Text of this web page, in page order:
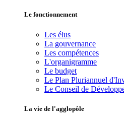
Le fonctionnement
Les élus
La gouvernance
Les compétences
L'organigramme
Le budget
Le Plan Pluriannuel
Le Conseil de
La vie de l'agglopôle